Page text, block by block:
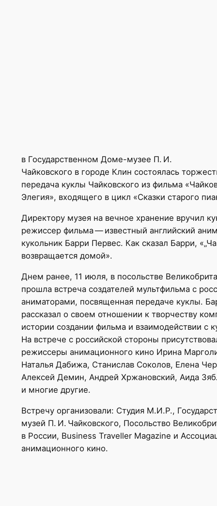
в Государственном Доме-музее П. И.
Чайковского в городе Клин состоялась
передача куклы Чайковского из фильма
Элегия», входящего в цикл «Сказки старого
Директору музея на вечное хранение вручил
режиссер фильма — известный английский
кукольник Барри Первес. Как сказал Барри,
возвращается домой».
Днем ранее, 11 июля, в посольстве
прошла встреча создателей мультфильма с
аниматорами, посвященная передаче куклы.
рассказал о своем отношении к творчеству
истории создании фильма и взаимодействии с
На встрече с российской стороны
режиссеры анимационного кино Ирина
Наталья Дабижа, Станислав Соколов, Елена
Алексей Демин, Андрей Хржановский, Аида
и многие другие.
Встречу организовали: Студия М.И.Р.,
музей П. И. Чайковского, Посольство
в России, Business Traveller Magazine и
анимационного кино.